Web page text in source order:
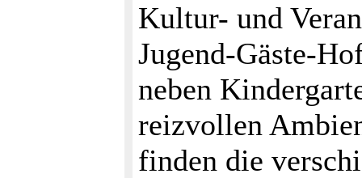
Kultur- und
Jugend-Gäste-
neben
reizvollen
finden die